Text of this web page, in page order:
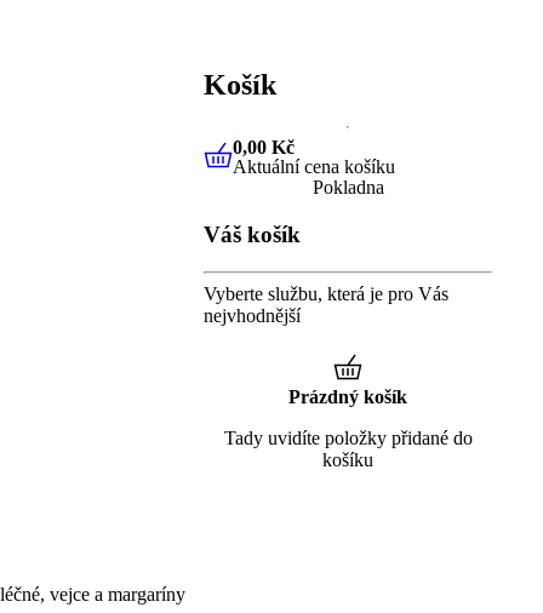
vejce a margaríny
Košík
0,00 KčAktuální cena košíku
0,00 Kč
Aktuální cena košíku
Pokladna
Váš košík
Vyberte službu, která je pro Vás
nejvhodnější
Prázdný košík
Tady uvidíte položky přidané do
košíku